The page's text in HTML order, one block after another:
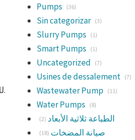
للمضخة. هذا يعطي فكرة واضحة عن المكان الذي تعمل فيه المضخة بالمقارنة مع ظروف التصميم الفعلي.
Pumps (36)
Sin categorizar (3)
Slurry Pumps (1)
Smart Pumps (1)
Uncategorized (7)
Usines de dessalement (7)
Wastewater Pump (11)
Water Pumps (8)
الطباعة ثلاثية الأبعاد (2)
صيانة المضخات (18)